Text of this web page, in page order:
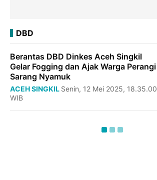
DBD
Berantas DBD Dinkes Aceh Singkil
Gelar Fogging dan Ajak Warga Perangi
Sarang Nyamuk
ACEH SINGKIL Senin, 12 Mei 2025, 18.35.00
WIB